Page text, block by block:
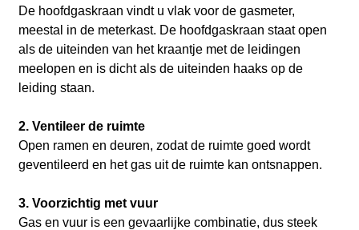
De hoofdgaskraan vindt u vlak voor de gasmeter,
meestal in de meterkast. De hoofdgaskraan staat open
als de uiteinden van het kraantje met de leidingen
meelopen en is dicht als de uiteinden haaks op de
leiding staan.
2. Ventileer de ruimte
Open ramen en deuren, zodat de ruimte goed wordt
geventileerd en het gas uit de ruimte kan ontsnappen.
3. Voorzichtig met vuur
Gas en vuur is een gevaarlijke combinatie, dus steek